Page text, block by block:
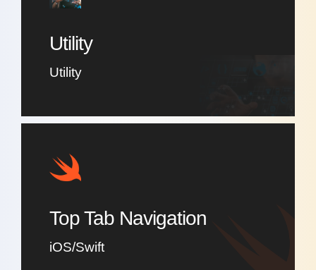
Utility
Utility
Top Tab Navigation
iOS/Swift